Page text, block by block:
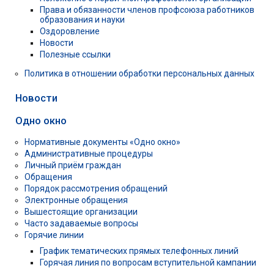
Права и обязанности членов профсоюза работников
образования и науки
Оздоровление
Новости
Полезные ссылки
Политика в отношении обработки персональных данных
Новости
Одно окно
Нормативные документы «Одно окно»
Административные процедуры
Личный приём граждан
Обращения
Порядок рассмотрения обращений
Электронные обращения
Вышестоящие организации
Часто задаваемые вопросы
Горячие линии
График тематических прямых телефонных линий
Горячая линия по вопросам вступительной кампании